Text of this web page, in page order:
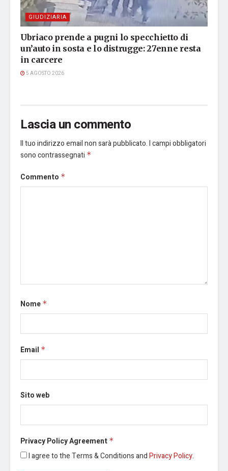
GIUDIZIARIA
Ubriaco prende a pugni lo specchietto di
un’auto in sosta e lo distrugge: 27enne resta
in carcere
5 AGOSTO 2026
Lascia un commento
Il tuo indirizzo email non sarà pubblicato.I campi obbligatori
sono contrassegnati *
Commento *
Nome *
Email *
Sito web
Privacy Policy Agreement *
I agree to the Terms & Conditions andPrivacy Policy.